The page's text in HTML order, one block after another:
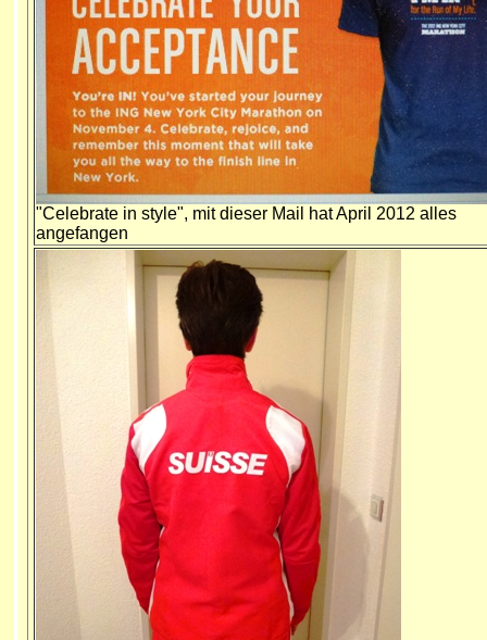
"Celebrate in style", mit dieser Mail hat April 2012 alles
angefangen